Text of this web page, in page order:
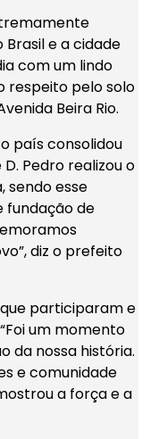
e a cidade
com um lindo
respeito pelo solo
Beira Rio.
país consolidou
Pedro realizou o
sendo esse
de
diz o prefeito
participaram e
um momento
da nossa história.
e comunidade
a força e a